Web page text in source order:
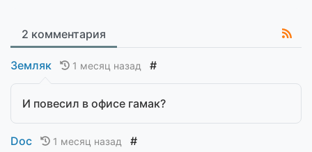
2 комментария
Земляк 1 месяц назад #
И повесил в офисе гамак?
Doc 1 месяц назад #